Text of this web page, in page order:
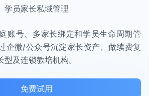
学员家长私域管理
账号、多家长绑定和学员生命周期管
企微/公众号沉淀家长资产、做续费复
及连锁教培机构。
免费试用